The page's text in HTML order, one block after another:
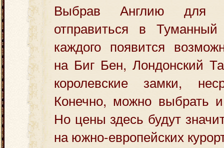
Выбрав Англию для
отправиться в
каждого появится
на Биг Бен, Лондонский
королевские замки,
Конечно, можно выбрать
Но цены здесь будут
на южно-европейских